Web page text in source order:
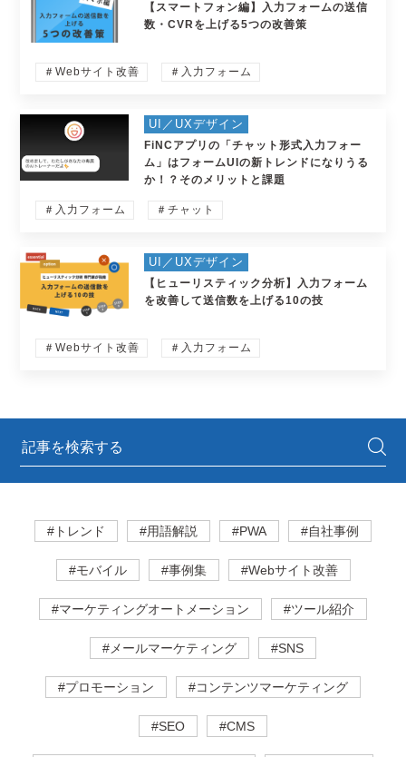
【スマートフォン編】入力フォームの送信
数・CVRを上げる5つの改善策
＃Webサイト改善 ＃入力フォーム
UI／UXデザイン
FiNCアプリの「チャット形式入力フォー
ム」はフォームUIの新トレンドになりうる
か！？そのメリットと課題
＃入力フォーム ＃チャット
UI／UXデザイン
【ヒューリスティック分析】入力フォーム
を改善して送信数を上げる10の技
＃Webサイト改善 ＃入力フォーム
#トレンド #用語解説 #PWA #自社事例
#モバイル #事例集 #Webサイト改善
#マーケティングオートメーション #ツール紹介
#メールマーケティング #SNS
#プロモーション #コンテンツマーケティング
#SEO #CMS